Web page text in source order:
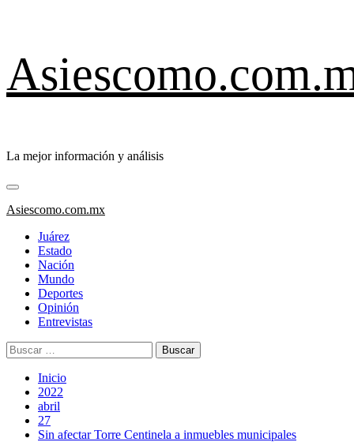
contenido
La mejor información y análisis
Menú
primario
Asiescomo.com.mx
Juárez
Estado
Nación
Mundo
Deportes
Opinión
Entrevistas
Buscar:
Inicio
2022
abril
27
Sin afectar Torre Centinela a inmuebles municipales